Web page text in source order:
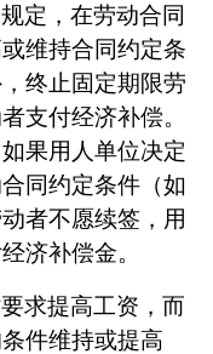
定，在劳动合同
维持合同约定条
终止固定期限劳
支付经济补偿。
果用人单位决定
同约定条件（如
者不愿续签，用
济补偿金。
求提高工资，而
件维持或提高